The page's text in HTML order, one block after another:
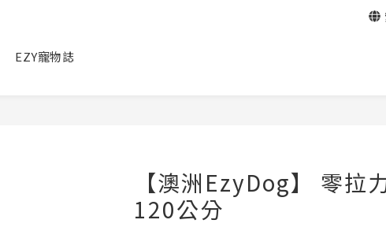
EZY寵物誌
【澳洲EzyDog】 零拉
120公分